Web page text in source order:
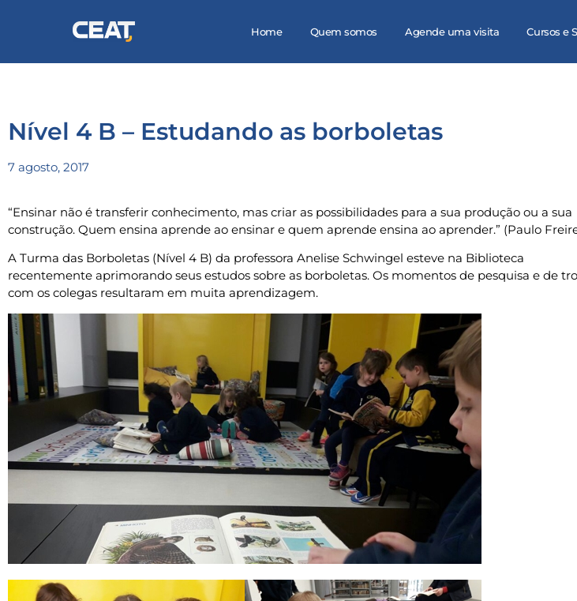
Home Quem somos Agende uma visita Cursos e
Nível 4 B – Estudando as borboletas
7 agosto, 2017
“Ensinar não é transferir conhecimento, mas criar as possibilidades para a sua produção ou a sua
construção. Quem ensina aprende ao ensinar e quem aprende ensina ao aprender.” (Paulo
A Turma das Borboletas (Nível 4 B) da professora Anelise Schwingel esteve na Biblioteca
recentemente aprimorando seus estudos sobre as borboletas. Os momentos de pesquisa e de
com os colegas resultaram em muita aprendizagem.